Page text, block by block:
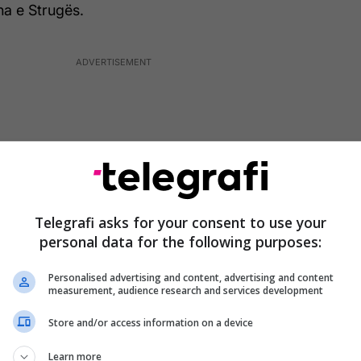
e Strugës.
ndërtohet, pyetja tani është vetëm se në cilën
së fundmi ministri i Transportit dhe
Telegrafi asks for your consent to use your
personal data for the following purposes:
Personalised advertising and content, advertising and content
measurement, audience research and services development
Store and/or access information on a device
Learn more